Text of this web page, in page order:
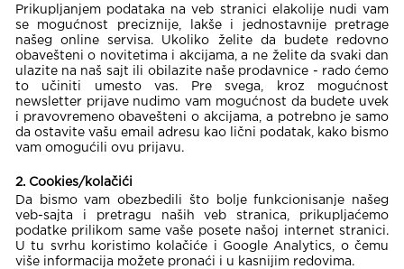
Prikupljanjem podataka na veb stranici elakolije nudi vam
se mogućnost preciznije, lakše i jednostavnije pretrage
našeg online servisa. Ukoliko želite da budete redovno
obavešteni o novitetima i akcijama, a ne želite da svaki dan
ulazite na naš sajt ili obilazite naše prodavnice - rado ćemo
to učiniti umesto vas. Pre svega, kroz mogućnost
newsletter prijave nudimo vam mogućnost da budete uvek
i pravovremeno obavešteni o akcijama, a potrebno je samo
da ostavite vašu email adresu kao lični podatak, kako bismo
vam omogućili ovu prijavu.
2. Cookies/kolačići
Da bismo vam obezbedili što bolje funkcionisanje našeg
veb-sajta i pretragu naših veb stranica, prikupljaćemo
podatke prilikom same vaše posete našoj internet stranici.
U tu svrhu koristimo kolačiće i Google Analytics, o čemu
više informacija možete pronaći i u kasnijim redovima.